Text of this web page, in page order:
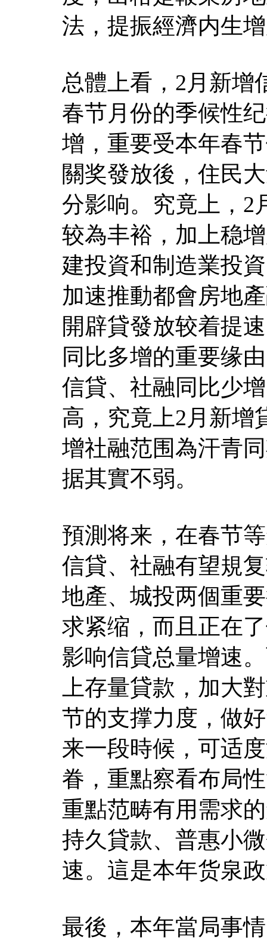
法，提振經濟内生
总體上看，2月新增
春节月份的季候性
增，重要受本年春
關奖發放後，住民
分影响。究竟上，2
较為丰裕，加上稳
建投資和制造業投
加速推動都會房地
開辟貸發放较着提
同比多增的重要缘
信貸、社融同比少
高，究竟上2月新增
增社融范围為汗青
据其實不弱。
預測将来，在春节
信貸、社融有望規
地產、城投两個重
求紧缩，而且正在
影响信貸总量增速
上存量貸款，加大
节的支撑力度，做
来一段時候，可适
眷，重點察看布局
重點范畴有用需求
持久貸款、普惠小
速。這是本年货泉
最後，本年當局事